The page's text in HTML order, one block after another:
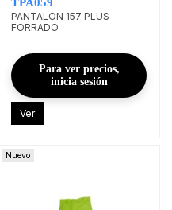
PANTALON 157 PLUS
FORRADO
Para ver precios,
inicia sesión
Ver
Nuevo